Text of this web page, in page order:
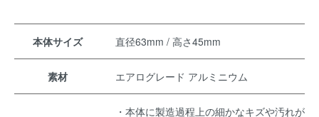
本体サイズ 直径63mm / 高さ45mm
素材 エアログレード アルミニウム
・本体に製造過程上の細かなキズや汚れが